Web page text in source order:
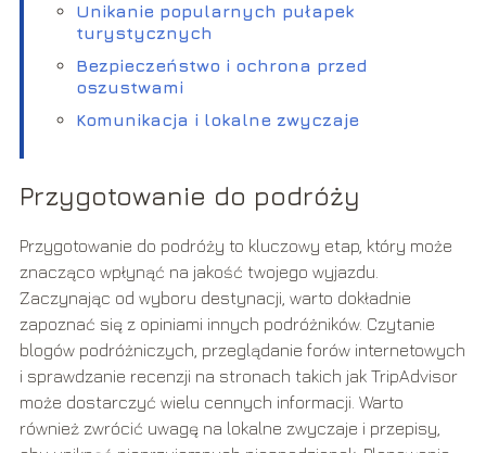
Unikanie popularnych pułapek
turystycznych
Bezpieczeństwo i ochrona przed
oszustwami
Komunikacja i lokalne zwyczaje
Przygotowanie do podróży
Przygotowanie do podróży to kluczowy etap, który może
znacząco wpłynąć na jakość twojego wyjazdu.
Zaczynając od wyboru destynacji, warto dokładnie
zapoznać się z opiniami innych podróżników. Czytanie
blogów podróżniczych, przeglądanie forów internetowych
i sprawdzanie recenzji na stronach takich jak TripAdvisor
może dostarczyć wielu cennych informacji. Warto
również zwrócić uwagę na lokalne zwyczaje i przepisy,